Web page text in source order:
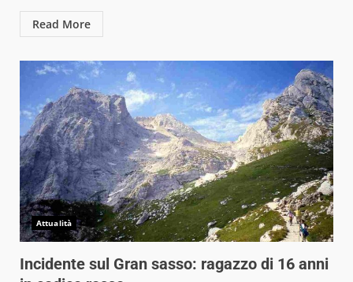
Read More
Attualità
Incidente sul Gran sasso: ragazzo di 16 anni